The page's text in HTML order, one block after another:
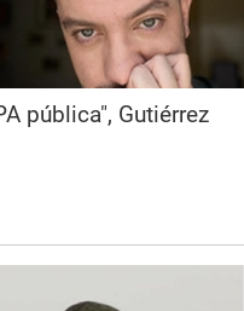
pública", Gutiérrez